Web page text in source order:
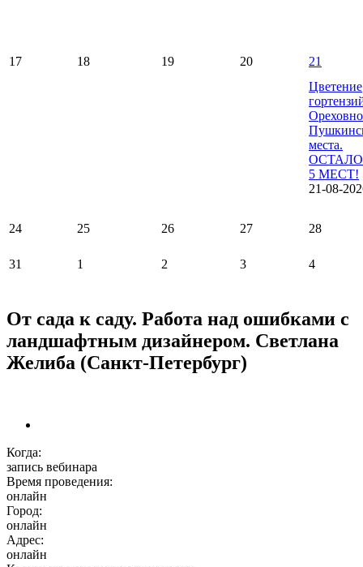
17 18 19 20
21
Цветение
места.
5 МЕСТ!
21-08-
24 25 26 27 28
31 1 2 3 4
От сада к саду. Работа над ошибками с
ландшафтным дизайнером. Светлана
Желиба (Санкт-Петербург)
Когда:
запись вебинара
Время проведения:
онлайн
Город:
онлайн
Адрес:
онлайн